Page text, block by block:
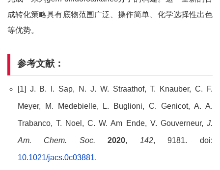
成转化策略具有底物范围广泛、操作简单、化学选择性出色
等优势。
参考文献：
[1] J. B. I. Sap, N. J. W. Straathof, T. Knauber, C. F.
Meyer, M. Medebielle, L. Buglioni, C. Genicot, A. A.
Trabanco, T. Noel, C. W. Am Ende, V. Gouverneur, J.
Am. Chem. Soc.2020, 142, 9181. doi:
10.1021/jacs.0c03881.